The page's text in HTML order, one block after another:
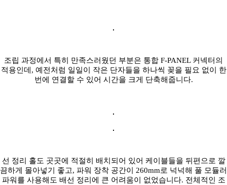
조립 과정에서 특히 만족스러웠던 부분은 통합 F-PANEL 커넥터의
적용인데, 예전처럼 일일이 작은 단자들을 하나씩 꽂을 필요 없이 한
번에 연결할 수 있어 시간을 크게 단축해줍니다.
선 정리 홀도 곳곳에 적절히 배치되어 있어 케이블들을 뒤편으로 깔
끔하게 몰아넣기 좋고, 파워 장착 공간이 260mm로 넉넉해 풀 모듈러
파워를 사용해도 배선 정리에 큰 어려움이 없었습니다. 전체적인 조